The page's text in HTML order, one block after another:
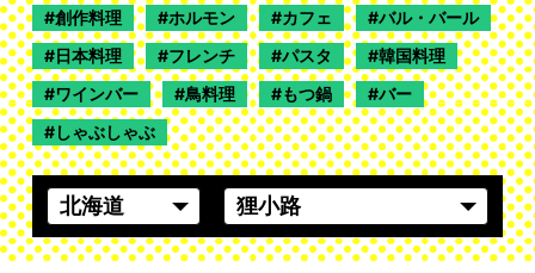
創作料理
ホルモン カフェ
バル・バール
日本料理
フレンチ パスタ
韓国料理
ワインバー
鳥料理 もつ鍋
バー
しゃぶしゃぶ